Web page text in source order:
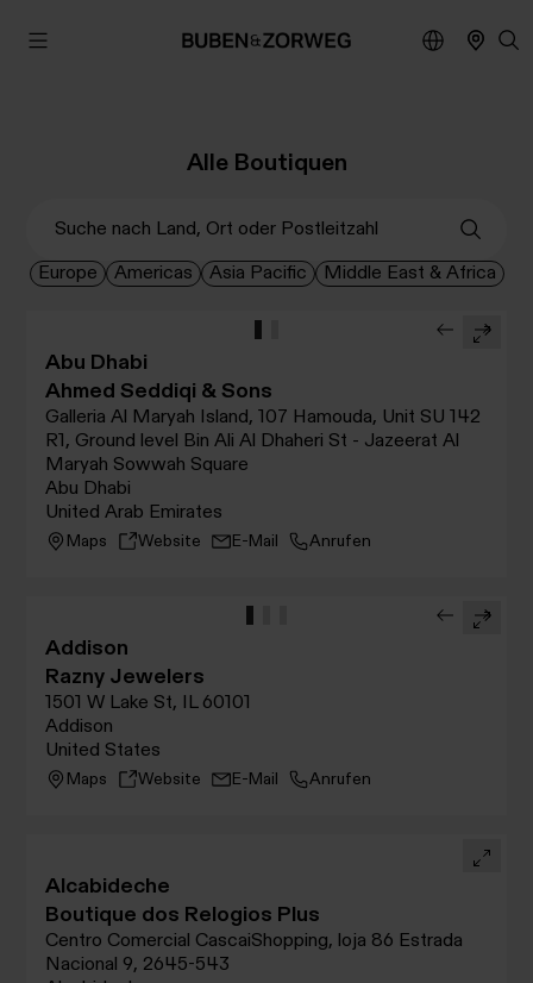
Alle Boutiquen
Europe Americas Asia Pacific Middle East & Africa
Abu Dhabi
Ahmed Seddiqi & Sons
Galleria Al Maryah Island, 107 Hamouda, Unit SU 142
R1, Ground level Bin Ali Al Dhaheri St - Jazeerat Al
Maryah Sowwah Square
Abu Dhabi
United Arab Emirates
Maps Website E-Mail Anrufen
Addison
Razny Jewelers
1501 W Lake St, IL 60101
Addison
United States
Maps Website E-Mail Anrufen
Alcabideche
Boutique dos Relogios Plus
Centro Comercial CascaiShopping, loja 86 Estrada
Nacional 9, 2645-543